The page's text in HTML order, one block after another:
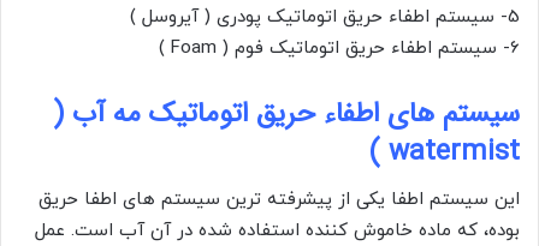
5- سیستم اطفاء حریق اتوماتیک پودری ( آیروسل )
6- سیستم اطفاء حریق اتوماتیک فوم ( Foam )
سیستم های اطفاء حریق اتوماتیک مه آب (
watermist )
این سیستم اطفا یکی از پیشرفته ترین سیستم های اطفا حریق
بوده، که ماده خاموش کننده استفاده شده در آن آب است. عمل